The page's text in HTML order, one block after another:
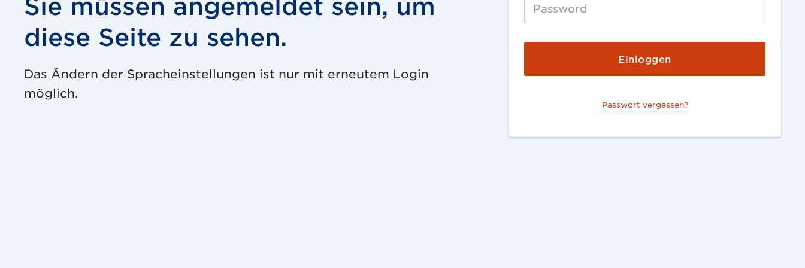
diese Seite zu sehen.
Das Ändern der Spracheinstellungen ist nur mit erneutem Login
möglich.
Passwort vergessen?